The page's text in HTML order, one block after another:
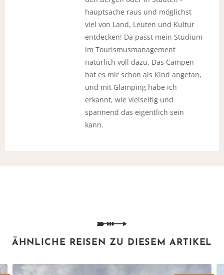
hauptsache raus und möglichst
viel von Land, Leuten und Kultur
entdecken! Da passt mein Studium
im Tourismusmanagement
natürlich voll dazu. Das Campen
hat es mir schon als Kind angetan,
und mit Glamping habe ich
erkannt, wie vielseitig und
spannend das eigentlich sein
kann.
ÄHNLICHE REISEN ZU DIESEM ARTIKEL